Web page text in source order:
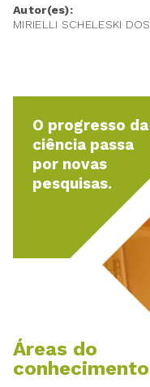
Autor(es):
MIRIELLI SCHELESKI
O progresso da
ciência passa
por novas
pesquisas.
Áreas do
conhecimento